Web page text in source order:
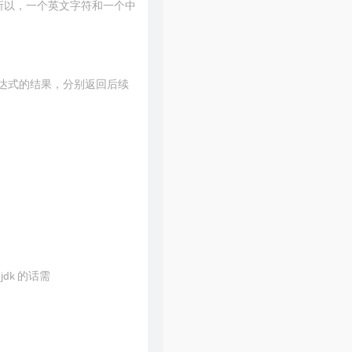
，一个英文字符和一个中
式的结果，分别返回后续
的话需